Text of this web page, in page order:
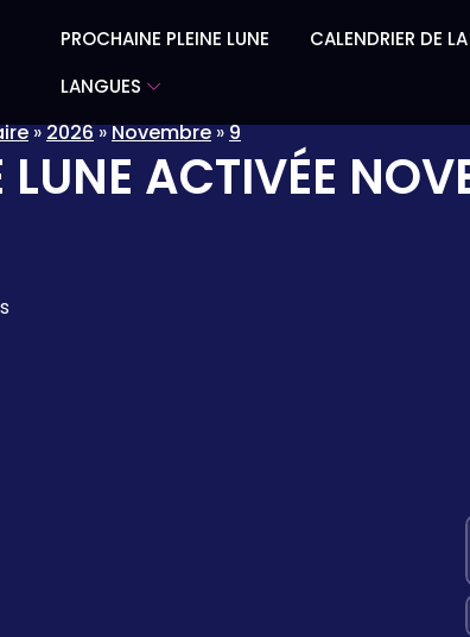
PROCHAINE PLEINE LUNE CALENDRIER DE
LANGUES
»2026»Novembre»9
LUNE ACTIVÉE